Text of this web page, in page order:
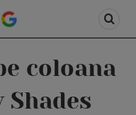
coloana